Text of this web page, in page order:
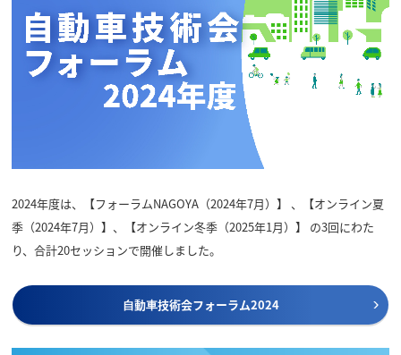
2024年度は、【フォーラムNAGOYA（2024年7月）】 、【オンライン夏
季（2024年7月）】、【オンライン冬季（2025年1月）】 の3回にわた
り、合計20セッションで開催しました。
⾃動⾞技術会フォーラム2024